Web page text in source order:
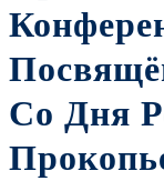
Со Дня